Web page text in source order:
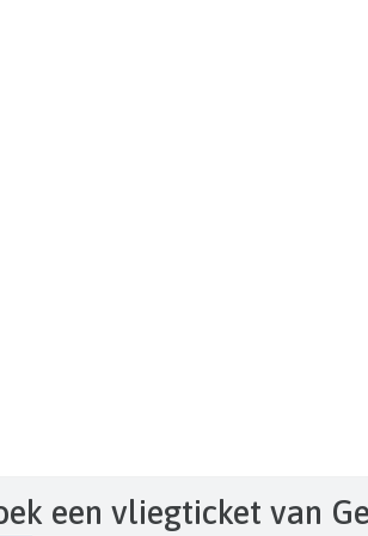
een vliegticket van